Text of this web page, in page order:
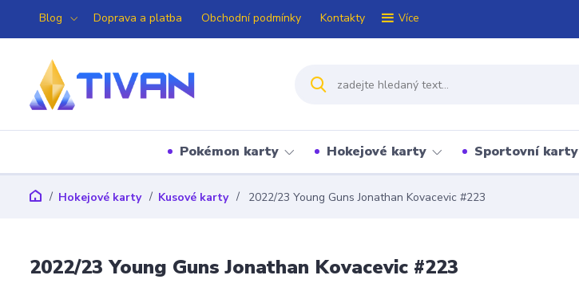
Blog Doprava a platba Obchodní podmínky Kontakty Více
Pokémon karty Hokejové karty Sportovní karty
Hokejové karty Kusové karty 2022/23 Young Guns Jonathan Kovacevic #223
2022/23 Young Guns Jonathan Kovacevic #223